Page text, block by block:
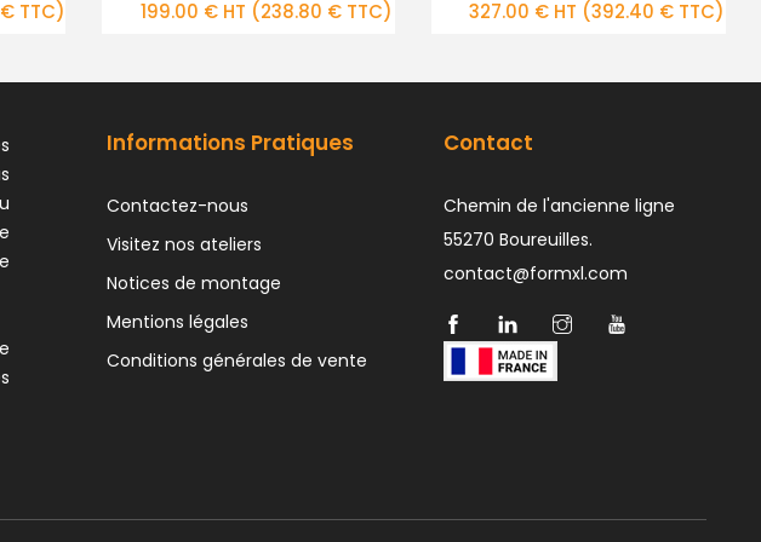
TTC) 327.00 € HT (392.40 € TTC) 583.00 € HT (699.60 € TTC)
Informations Pratiques
Contactez-nous
Visitez nos ateliers
Notices de montage
Mentions légales
Conditions générales de vente
Contact
Chemin de l'ancienne ligne
55270 Boureuilles.
contact@formxl.com